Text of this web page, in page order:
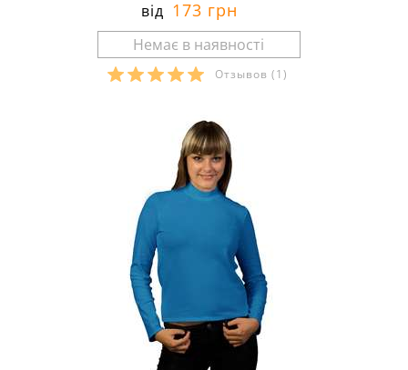
від 173 грн
Отзывов (1)